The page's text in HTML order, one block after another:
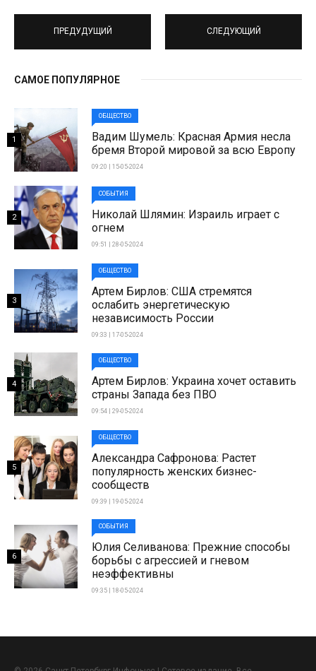
ПРЕДУДУЩИЙ СЛЕДУЮЩИЙ
САМОЕ ПОПУЛЯРНОЕ
ОБЩЕСТВО
Вадим Шумель: Красная Армия несла
бремя Второй мировой за всю Европу
09:20 | 15-05-2024
1
СОБЫТИЯ
Николай Шлямин: Израиль играет с
огнем
09:51 | 28-05-2024
2
ОБЩЕСТВО
Артем Бирлов: США стремятся
ослабить энергетическую
независимость России
09:33 | 17-05-2024
3
ОБЩЕСТВО
Артем Бирлов: Украина хочет оставить
страны Запада без ПВО
09:54 | 29-05-2024
4
ОБЩЕСТВО
Александра Сафронова: Растет
популярность женских бизнес-
сообществ
09:39 | 19-05-2024
5
СОБЫТИЯ
Юлия Селиванова: Прежние способы
борьбы с агрессией и гневом
неэффективны
09:35 | 18-05-2024
6